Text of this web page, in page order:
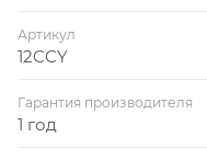
Артикул
12CCY
Гарантия производителя
1 год